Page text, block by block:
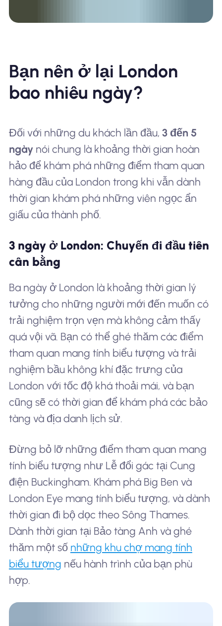
Bạn nên ở lại London
bao nhiêu ngày?
Đối với những du khách lần đầu, 3 đến 5
ngàynói chung là khoảng thời gian hoàn
hảo để khám phá những điểm tham quan
hàng đầu của London trong khi vẫn dành
thời gian khám phá những viên ngọc ẩn
giấu của thành phố.
3 ngày ở London: Chuyến đi đầu tiên
cân bằng
Ba ngày ở London là khoảng thời gian lý
tưởng cho những người mới đến muốn có
trải nghiệm trọn vẹn mà không cảm thấy
quá vội vã. Bạn có thể ghé thăm các điểm
tham quan mang tính biểu tượng và trải
nghiệm bầu không khí đặc trưng của
London với tốc độ khá thoải mái, và bạn
cũng sẽ có thời gian để khám phá các bảo
tàng và địa danh lịch sử.
Đừng bỏ lỡ những điểm tham quan mang
tính biểu tượng như Lễ đổi gác tại Cung
điện Buckingham. Khám phá Big Ben và
London Eye mang tính biểu tượng, và dành
thời gian đi bộ dọc theo Sông Thames.
Dành thời gian tại Bảo tàng Anh và ghé
thăm một số những khu chợ mang tính
biểu tượng nếu hành trình của bạn phù
hợp.